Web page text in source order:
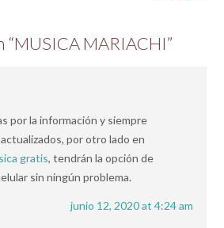
“MUSICA MARIACHI”
por la información y siempre
por otro lado en
gratis, tendrán la opción de
sin ningún problema.
junio 12, 2020 at 4:24 am